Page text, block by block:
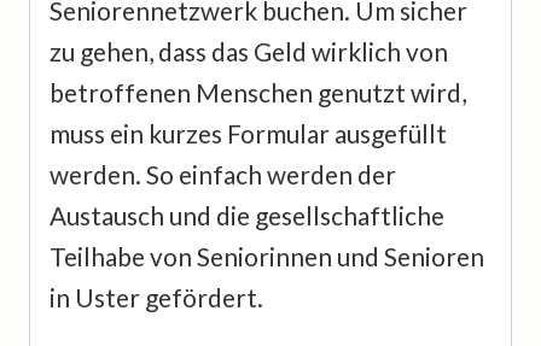
Seniorennetzwerk buchen. Um sicher
zu gehen, dass das Geld wirklich von
betroffenen Menschen genutzt wird,
muss ein kurzes Formular ausgefüllt
werden. So einfach werden der
Austausch und die gesellschaftliche
Teilhabe von Seniorinnen und Senioren
in Uster gefördert.